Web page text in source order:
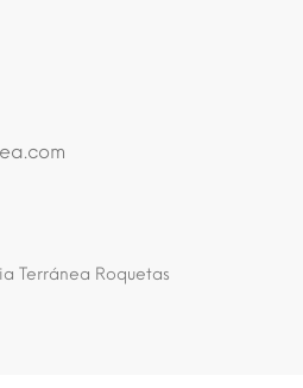
Terránea Roquetas